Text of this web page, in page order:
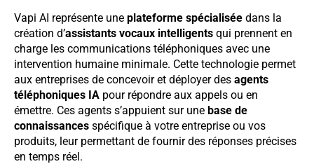
Vapi AI représente une plateforme spécialisée dans la
création d’assistants vocaux intelligents qui prennent en
charge les communications téléphoniques avec une
intervention humaine minimale. Cette technologie permet
aux entreprises de concevoir et déployer des agents
téléphoniques IA pour répondre aux appels ou en
émettre. Ces agents s’appuient sur une base de
connaissances spécifique à votre entreprise ou vos
produits, leur permettant de fournir des réponses précises
en temps réel.